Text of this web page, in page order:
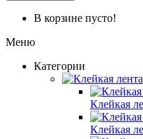
В корзине пусто!
Меню
Категории
Клейкая
Клейкая